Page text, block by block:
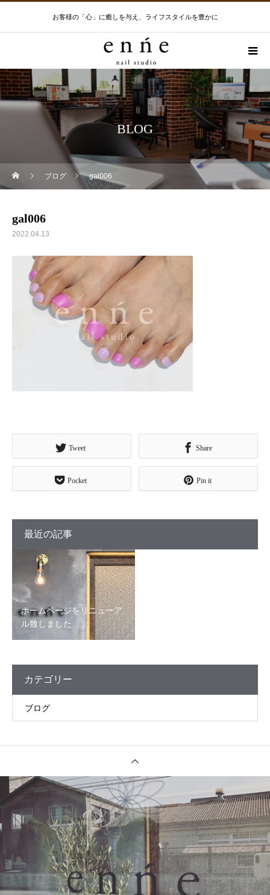
お客様の「心」に癒しを与え、ライフスタイルを豊かに
BLOG
ブログ gal006
gal006
2022.04.13
Tweet Share
Pocket Pin it
最近の記事
ホームページをリニューア
ル致しました
カテゴリー
ブログ